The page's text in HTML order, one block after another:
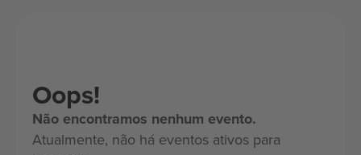
Oops!
Não encontramos nenhum evento.
Atualmente, não há eventos ativos para